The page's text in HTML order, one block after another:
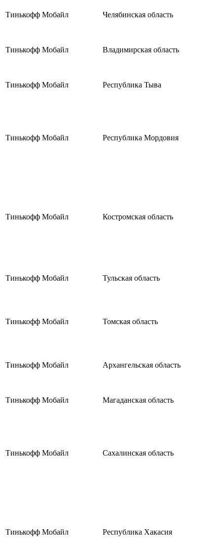
Тинькофф Мобайл Челябинская область
Тинькофф Мобайл Владимирская область
Тинькофф Мобайл Республика Тыва
Тинькофф Мобайл Республика Мордовия
Тинькофф Мобайл Костромская область
Тинькофф Мобайл Тульская область
Тинькофф Мобайл Томская область
Тинькофф Мобайл Архангельская область
Тинькофф Мобайл Магаданская область
Тинькофф Мобайл Сахалинская область
Тинькофф Мобайл Республика Хакасия